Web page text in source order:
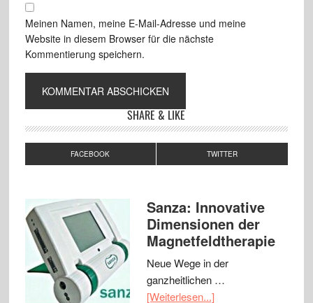
Meinen Namen, meine E-Mail-Adresse und meine
Website in diesem Browser für die nächste
Kommentierung speichern.
SHARE & LIKE
FACEBOOK TWITTER
Sanza: Innovative
Dimensionen der
Magnetfeldtherapie
Neue Wege in der
ganzheitlichen …
[Weiterlesen...]